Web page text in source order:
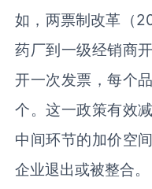
如，两票制改革（
药厂到一级经销商
开一次发票，每个
个。这一政策有效
中间环节的加价空
企业退出或被整合。